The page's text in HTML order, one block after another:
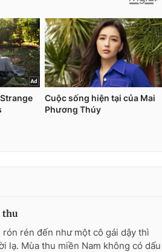
thu
rón rén đến như một cô gái dậy thì
lạ. Mùa thu miền Nam không có dấu